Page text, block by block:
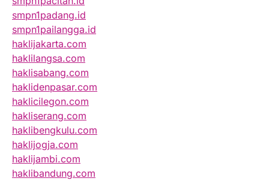
smpn1padang.id
smpn1pailangga.id
haklijakarta.com
haklilangsa.com
haklisabang.com
haklidenpasar.com
haklicilegon.com
hakliserang.com
haklibengkulu.com
haklijogja.com
haklijambi.com
haklibandung.com